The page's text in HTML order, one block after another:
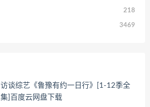
218
3469
访谈综艺《鲁豫有约一日行》[1-12季全
集]百度云网盘下载